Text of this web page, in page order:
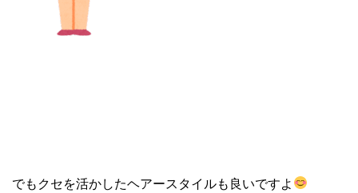
でもクセを活かしたヘアースタイルも良いですよ